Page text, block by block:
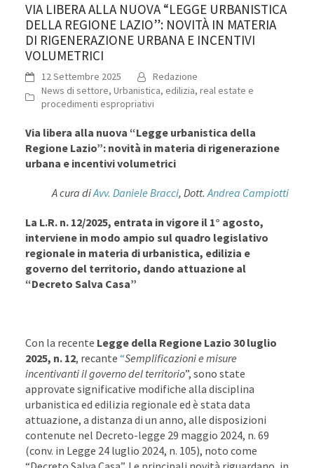
VIA LIBERA ALLA NUOVA “LEGGE URBANISTICA
DELLA REGIONE LAZIO”: NOVITÀ IN MATERIA
DI RIGENERAZIONE URBANA E INCENTIVI
VOLUMETRICI
12 Settembre 2025
Redazione
News di settore, Urbanistica, edilizia, real estate e
procedimenti espropriativi
Via libera alla nuova “Legge urbanistica della
Regione Lazio”: novità in materia di rigenerazione
urbana e incentivi volumetrici
A cura diAvv. Daniele Bracci, Dott. Andrea Campiotti
La L.R. n. 12/2025, entrata in vigore il 1° agosto,
interviene in modo ampio sul quadro legislativo
regionale in materia di urbanistica, edilizia e
governo del territorio, dando attuazione al
“Decreto Salva Casa”
Con la recente Legge della Regione Lazio 30 luglio
2025, n. 12, recante “Semplificazioni e misure
incentivanti il governo del territorio”, sono state
approvate significative modifiche alla disciplina
urbanistica ed edilizia regionale ed è stata data
attuazione, a distanza di un anno, alle disposizioni
contenute nel Decreto-legge 29 maggio 2024, n. 69
(conv. in Legge 24 luglio 2024, n. 105), noto come